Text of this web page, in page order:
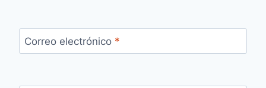
Correo electrónico *